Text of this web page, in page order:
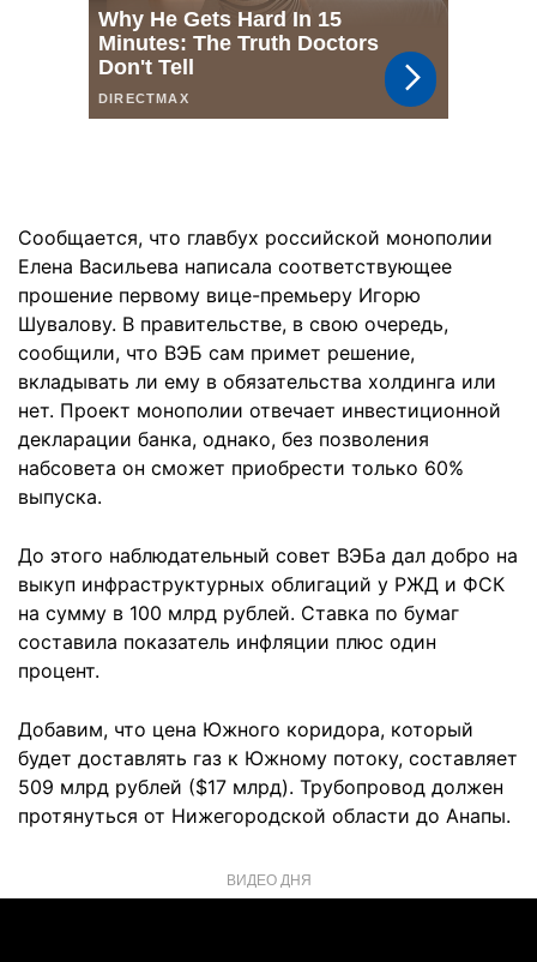
Сообщается, что главбух российской монополии
Елена Васильева написала соответствующее
прошение первому вице-премьеру Игорю
Шувалову. В правительстве, в свою очередь,
сообщили, что ВЭБ сам примет решение,
вкладывать ли ему в обязательства холдинга или
нет. Проект монополии отвечает инвестиционной
декларации банка, однако, без позволения
набсовета он сможет приобрести только 60%
выпуска.
До этого наблюдательный совет ВЭБа дал добро на
выкуп инфраструктурных облигаций у РЖД и ФСК
на сумму в 100 млрд рублей. Ставка по бумаг
составила показатель инфляции плюс один
процент.
Добавим, что цена Южного коридора, который
будет доставлять газ к Южному потоку, составляет
509 млрд рублей ($17 млрд). Трубопровод должен
протянуться от Нижегородской области до Анапы.
ВИДЕО ДНЯ